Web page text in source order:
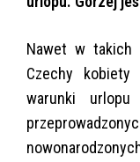
Nawet w takich
Czechy
warunki urlopu